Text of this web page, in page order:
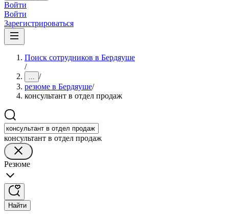
Войти
Войти
Зарегистрироваться
Поиск сотрудников в Бердяуше
/
... /
резюме в Бердяуше/
консультант в отдел продаж
консультант в отдел продаж
Резюме
Найти